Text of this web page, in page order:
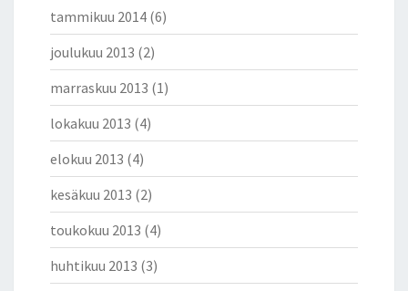
tammikuu 2014 (6)
joulukuu 2013 (2)
marraskuu 2013 (1)
lokakuu 2013 (4)
elokuu 2013 (4)
kesäkuu 2013 (2)
toukokuu 2013 (4)
huhtikuu 2013 (3)